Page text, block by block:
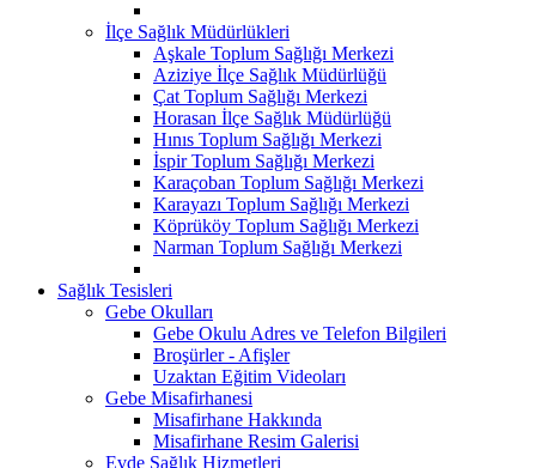
İlçe Sağlık Müdürlükleri
Aşkale Toplum Sağlığı Merkezi
Aziziye İlçe Sağlık Müdürlüğü
Çat Toplum Sağlığı Merkezi
Horasan İlçe Sağlık Müdürlüğü
Hınıs Toplum Sağlığı Merkezi
İspir Toplum Sağlığı Merkezi
Karaçoban Toplum Sağlığı Merkezi
Karayazı Toplum Sağlığı Merkezi
Köprüköy Toplum Sağlığı Merkezi
Narman Toplum Sağlığı Merkezi
Sağlık Tesisleri
Gebe Okulları
Gebe Okulu Adres ve Telefon Bilgileri
Broşürler - Afişler
Uzaktan Eğitim Videoları
Gebe Misafirhanesi
Misafirhane Hakkında
Misafirhane Resim Galerisi
Evde Sağlık Hizmetleri